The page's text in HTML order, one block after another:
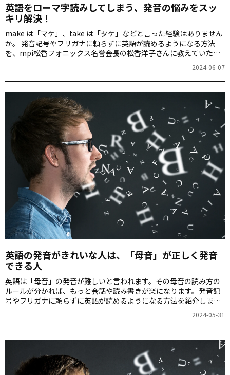
英語をローマ字読みしてしまう、発音の悩みをスッ
キリ解決！
make は「マケ」、take は「タケ」などと言った経験はありません
か。 発音記号やフリガナに頼らずに英語が読めるようになる方法
を、mpi松香フォニックス名誉会長の松香洋子さんに教えていただ
2024-06-07
英語の発音がきれいな人は、「母音」が正しく発音
できる人
英語は「母音」の発音が難しいと言われます。その母音の読み方の
ルールが分かれば、もっと会話や読み書きが楽になります。発音記
号やフリガナに頼らずに英語が読めるようになる方法を紹介しま
2024-05-31